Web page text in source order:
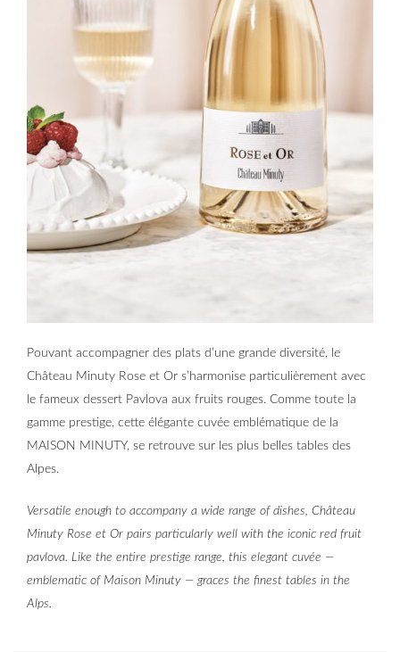
Pouvant accompagner des plats d’une grande diversité, le
Château Minuty Rose et Or s’harmonise particulièrement avec
le fameux dessert Pavlova aux fruits rouges. Comme toute la
gamme prestige, cette élégante cuvée emblématique de la
MAISON MINUTY, se retrouve sur les plus belles tables des
Alpes.
Versatile enough to accompany a wide range of dishes, Château
Minuty Rose et Or pairs particularly well with the iconic red fruit
pavlova. Like the entire prestige range, this elegant cuvée —
emblematic of Maison Minuty — graces the finest tables in the
Alps.